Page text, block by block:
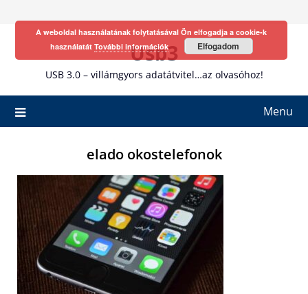
Usb3
USB 3.0 – villámgyors adatátvitel…az olvasóhoz!
Menu
elado okostelefonok
A weboldal használatának folytatásával Ön elfogadja a cookie-k
használatát További információk Elfogadom